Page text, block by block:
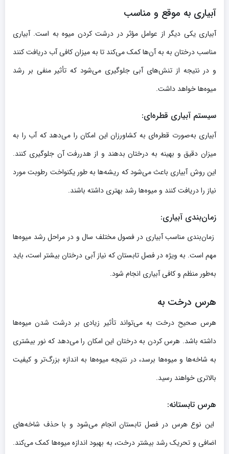
آبیاری به موقع و مناسب
آبیاری یکی دیگر از عوامل مؤثر در درشت کردن میوه به است. آبیاری
مناسب درختان به به آن‌ها کمک می‌کند تا به میزان کافی آب دریافت کنند
و در نتیجه از تنش‌های آبی جلوگیری می‌شود که تأثیر منفی بر رشد
میوه‌ها خواهد داشت.
سیستم آبیاری قطره‌ای:
آبیاری به‌صورت قطره‌ای به کشاورزان این امکان را می‌دهد که آب را به
میزان دقیق و بهینه به درختان بدهند و از هدررفت آن جلوگیری کنند.
این روش آبیاری باعث می‌شود که ریشه‌ها به طور یکنواخت رطوبت مورد
نیاز را دریافت کنند و میوه‌ها رشد بهتری داشته باشند.
زمان‌بندی آبیاری:
زمان‌بندی مناسب آبیاری در فصول مختلف سال و در مراحل رشد میوه‌ها
مهم است. به ویژه در فصل تابستان که نیاز آبی درختان بیشتر است، باید
به‌طور منظم و کافی آبیاری انجام شود.
هرس درخت به
هرس صحیح درخت به می‌تواند تأثیر زیادی بر درشت شدن میوه‌ها
داشته باشد. هرس کردن به درختان این امکان را می‌دهد که نور بیشتری
به شاخه‌ها و میوه‌ها برسد، در نتیجه میوه‌ها به اندازه بزرگ‌تر و کیفیت
بالاتری خواهند رسید.
هرس تابستانه:
این نوع هرس در فصل تابستان انجام می‌شود و با حذف شاخه‌های
اضافی و تحریک رشد بیشتر درخت، به بهبود اندازه میوه‌ها کمک می‌کند.